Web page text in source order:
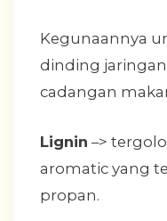
Kegunaannya
dinding
cadangan
Lignin –>
aromatic yang
propan.